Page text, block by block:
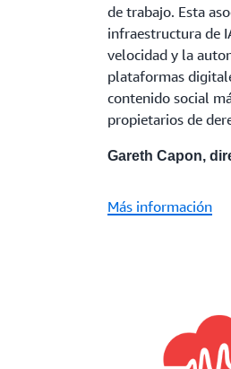
de trabajo. Esta
infraestructura de
velocidad y la
plataformas
contenido social
propietarios de
Gareth Capon,
Más información